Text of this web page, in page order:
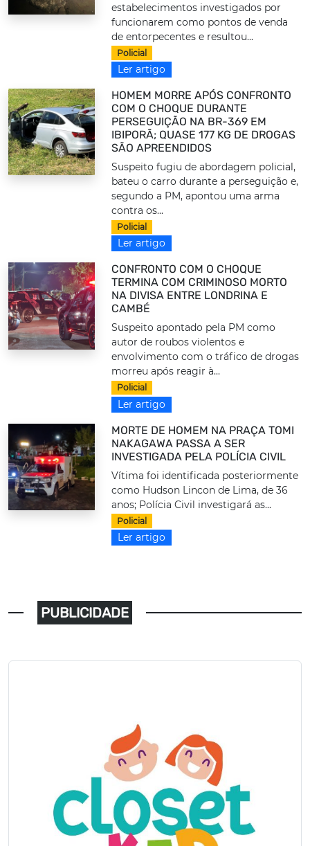
estabelecimentos investigados por
funcionarem como pontos de venda
de entorpecentes e resultou...
Policial
Ler artigo
HOMEM MORRE APÓS CONFRONTO
COM O CHOQUE DURANTE
PERSEGUIÇÃO NA BR-369 EM
IBIPORÃ; QUASE 177 KG DE DROGAS
SÃO APREENDIDOS
Suspeito fugiu de abordagem policial,
bateu o carro durante a perseguição e,
segundo a PM, apontou uma arma
contra os...
Policial
Ler artigo
CONFRONTO COM O CHOQUE
TERMINA COM CRIMINOSO MORTO
NA DIVISA ENTRE LONDRINA E
CAMBÉ
Suspeito apontado pela PM como
autor de roubos violentos e
envolvimento com o tráfico de drogas
morreu após reagir à...
Policial
Ler artigo
MORTE DE HOMEM NA PRAÇA TOMI
NAKAGAWA PASSA A SER
INVESTIGADA PELA POLÍCIA CIVIL
Vítima foi identificada posteriormente
como Hudson Lincon de Lima, de 36
anos; Polícia Civil investigará as...
Policial
Ler artigo
PUBLICIDADE